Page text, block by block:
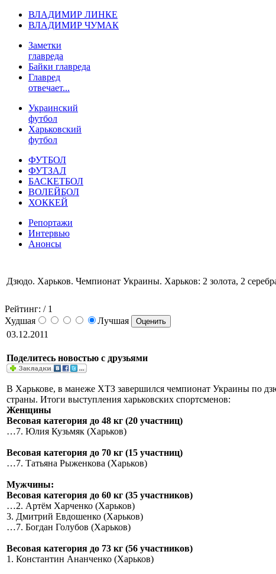
ВЛАДИМИР ЛИНКЕ
ВЛАДИМИР ЧУМАК
Заметки
главреда
Байки главреда
Главред
отвечает...
Украинский
футбол
Харьковский
футбол
ФУТБОЛ
ФУТЗАЛ
БАСКЕТБОЛ
ВОЛЕЙБОЛ
ХОККЕЙ
Репортажи
Интервью
Анонсы
Дзюдо. Харьков. Чемпионат Украины. Харьков: 2 золота, 2
Рейтинг: / 1
Худшая
Лучшая
03.12.2011
Поделитесь новостью с друзьями
В Харькове, в манеже ХТЗ завершился чемпионат Украины по
страны. Итоги выступления харьковских спортсменов:
Женщины
Весовая категория до 48 кг (20 участниц)
…7. Юлия Кузьмяк (Харьков)
Весовая категория до 70 кг (15 участниц)
…7. Татьяна Рыженкова (Харьков)
Мужчины:
Весовая категория до 60 кг (35 участников)
…2. Артём Харченко (Харьков)
3. Дмитрий Евдошенко (Харьков)
…7. Богдан Голубов (Харьков)
Весовая категория до 73 кг (56 участников)
1. Константин Ананченко (Харьков)